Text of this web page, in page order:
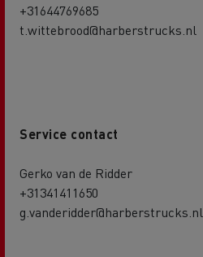
+31644769685
t.wittebrood@harberstrucks.nl
Service contact
Gerko van de Ridder
+31341411650
g.vanderidder@harberstrucks.nl